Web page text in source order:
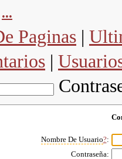
...
Paginas |
|
Nombre De Usuario?:
Contraseña: